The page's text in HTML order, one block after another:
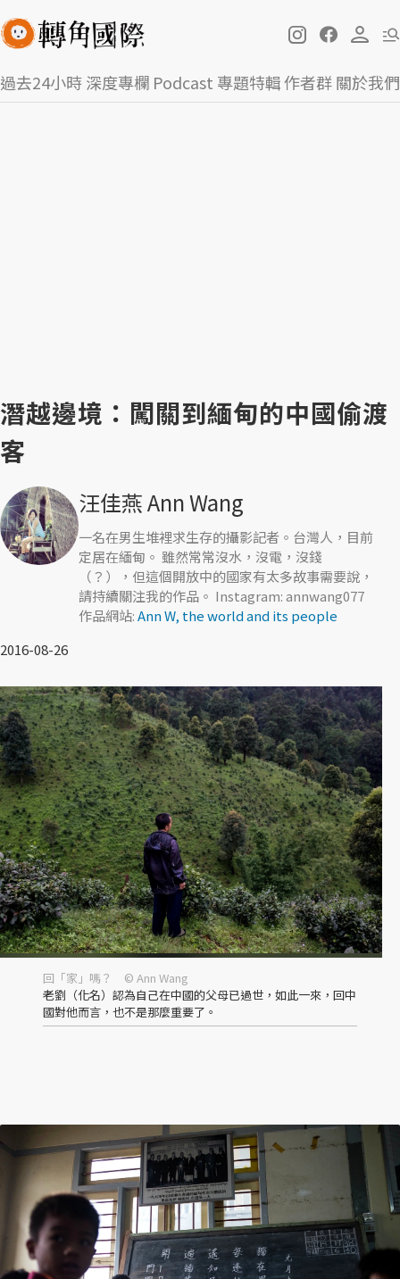
過去24小時深度專欄 Podcast 專題特輯作者群關於我們
潛越邊境：闖關到緬甸的中國偷渡
客
汪佳燕 Ann Wang
一名在男生堆裡求生存的攝影記者。台灣人，目前
定居在緬甸。 雖然常常沒水，沒電，沒錢
（？），但這個開放中的國家有太多故事需要說，
請持續關注我的作品。 Instagram: annwang077
作品網站:Ann W, the world and its people
2016-08-26
回「家」嗎？ © Ann Wang
老劉（化名）認為自己在中國的父母已過世，如此一來，回中
國對他而言，也不是那麼重要了。